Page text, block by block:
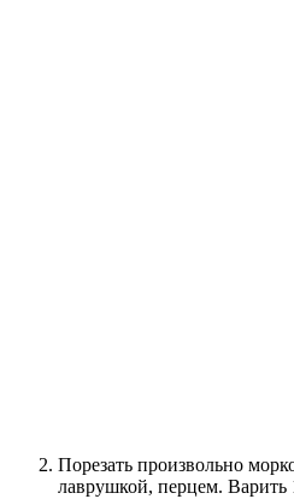
Порезать произвольно
лаврушкой, перцем. Варить